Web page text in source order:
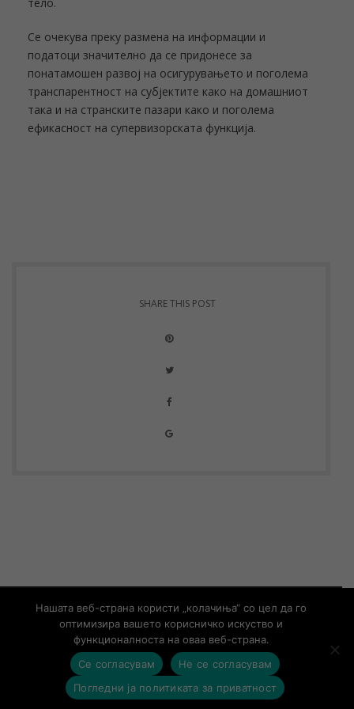
тело.
Се очекува преку размена на информации и
податоци значително да се придонесе за
понатамошен развој на осигурувањето и поголема
транспарентност на субјектите како на домашниот
така и на странските пазари како и поголема
ефикасност на супервизорската функција.
SHARE THIS POST
© Copyright 2019 – Developed byUNET
Информации од јавен карактер
Контакт
contact@aso.mk
Нашата веб-страна користи „колачиња“ со цел да го
оптимизира вашето корисничко искуство и
функционалноста на оваа веб-страна.
Се согласувам
Не се согласувам
Погледни ја политиката за приватност